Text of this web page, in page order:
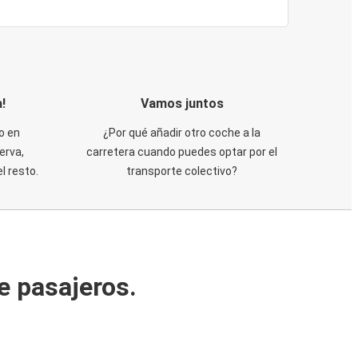
en
resto.
Vamos juntos
¿Por qué añadir otro coche a la
carretera cuando puedes optar por el
transporte colectivo?
pasajeros.